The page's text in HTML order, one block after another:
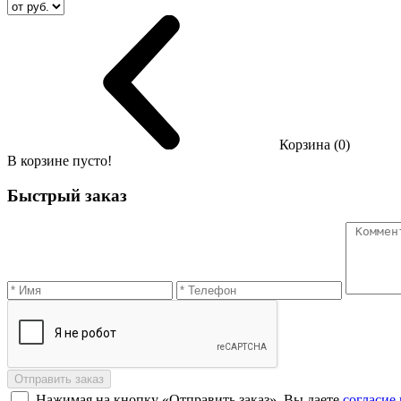
Корзина (0)
В корзине пусто!
Быстрый заказ
Отправить заказ